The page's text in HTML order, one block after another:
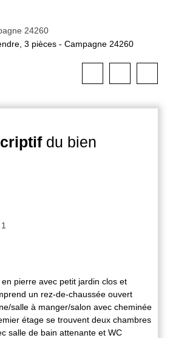
24260
3 pièces - Campagne 24260
du bien
1
pierre avec petit jardin clos et
un rez-de-chaussée ouvert
salle à manger/salon avec cheminée
étage se trouvent deux chambres
salle de bain attenante et WC